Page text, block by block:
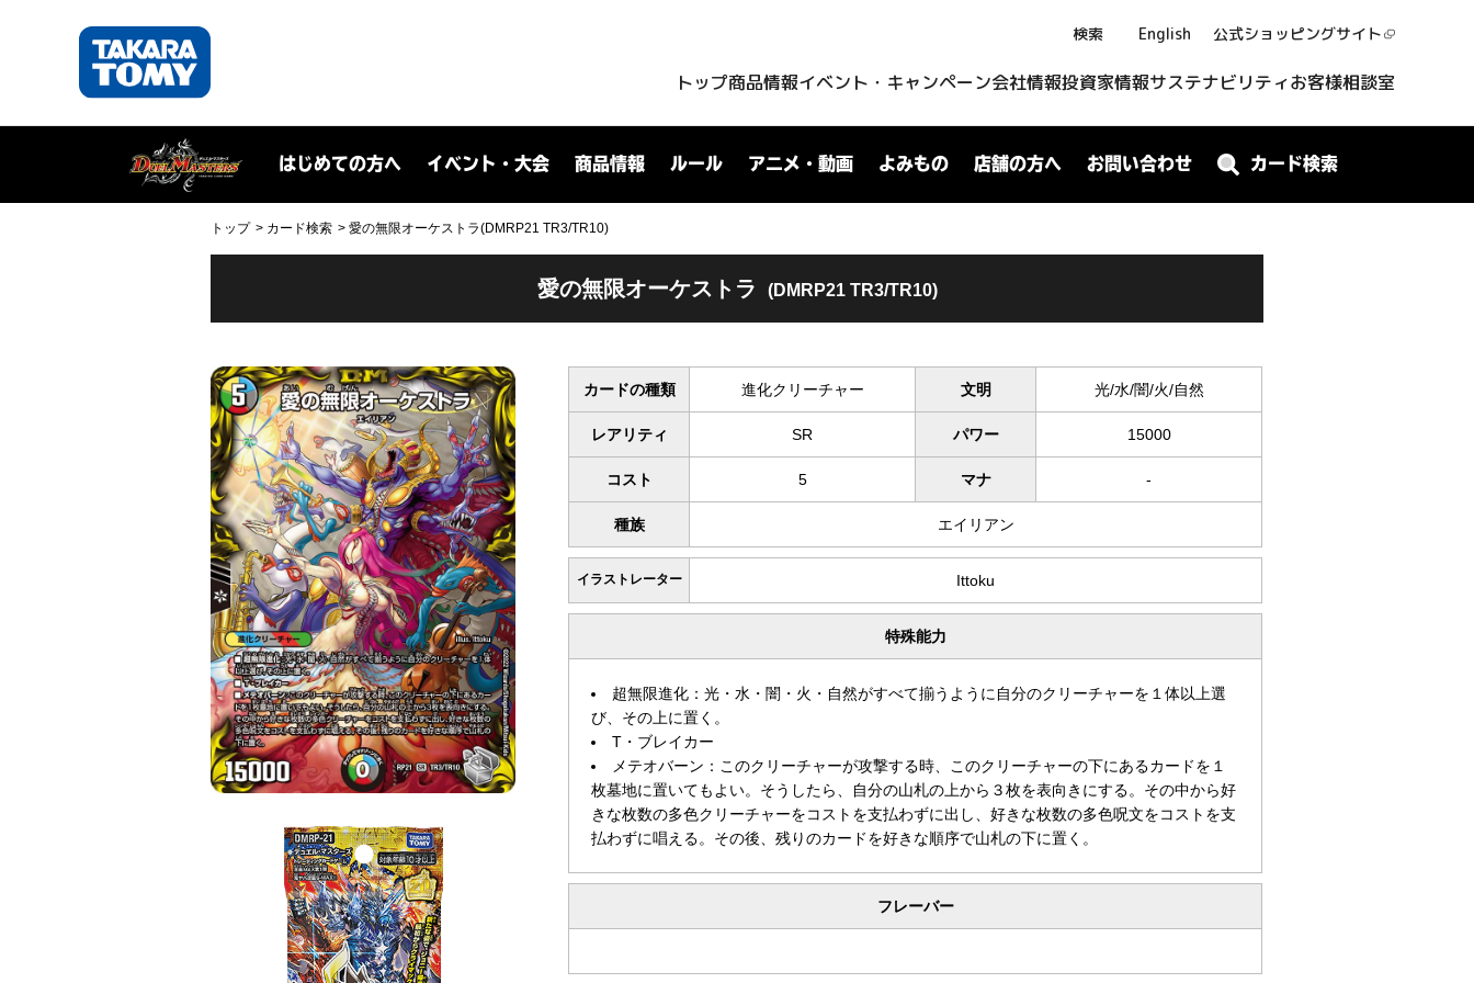
検索 English 公式ショッピングサイト
トップ商品情報イベント・キャンペーン会社情報投資家情報サステナビリティお客様相談室
はじめての方へ イベント・大会 商品情報 ルール アニメ・動画 よみもの 店舗の方へ お問い合わせ カード検索
トップ カード検索 愛の無限オーケストラ(DMRP21 TR3/TR10)
愛の無限オーケストラ (DMRP21 TR3/TR10)
カードの種類 進化クリーチャー 文明 光/水/闇/火/自然
レアリティ SR パワー 15000
コスト 5 マナ -
種族 エイリアン
イラストレーター Ittoku
特殊能力
超無限進化：光・水・闇・火・自然がすべて揃うように自分のクリーチャーを１体以上選
び、その上に置く。
T・ブレイカー
メテオバーン：このクリーチャーが攻撃する時、このクリーチャーの下にあるカードを１
枚墓地に置いてもよい。そうしたら、自分の山札の上から３枚を表向きにする。その中から好
きな枚数の多色クリーチャーをコストを支払わずに出し、好きな枚数の多色呪文をコストを支
払わずに唱える。その後、残りのカードを好きな順序で山札の下に置く。
フレーバー